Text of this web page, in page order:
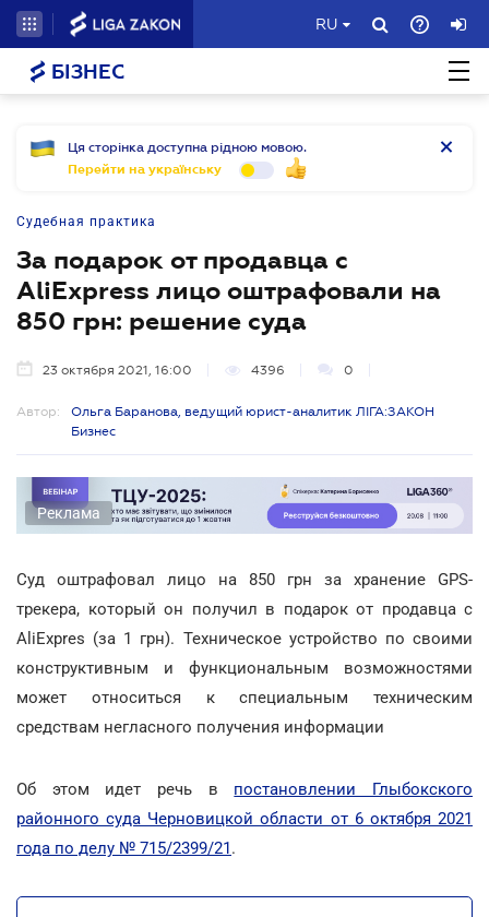
RU
БІЗНЕС
Ця сторінка доступна рідною мовою.
Перейти на українську
Судебная практика
За подарок от продавца с
AliExpress лицо оштрафовали на
850 грн: решение суда
23 октября 2021, 16:00 4396 0
Автор:
Ольга Баранова, ведущий юрист-аналитик ЛІГА:ЗАКОН
Бизнес
Реклама
Суд оштрафовал лицо на 850 грн за хранение GPS-
трекера, который он получил в подарок от продавца с
AliExpres (за 1 грн). Техническое устройство по своими
конструктивным и функциональным возможностями
может относиться к специальным техническим
средствам негласного получения информации
Об этом идет речь в постановлении Глыбокского
районного суда Черновицкой области от 6 октября 2021
года по делу № 715/2399/21.